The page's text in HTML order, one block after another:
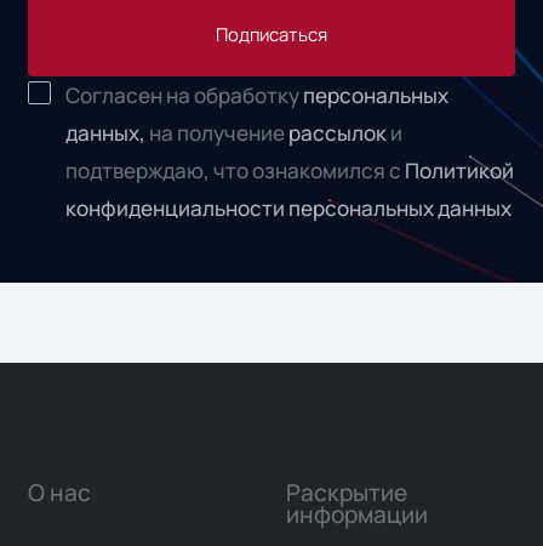
Подписаться
Согласен на обработкуперсональных
данных, на получениерассылоки
подтверждаю, что ознакомился с Политикой
конфиденциальности персональных данных
О нас Раскрытие
информации